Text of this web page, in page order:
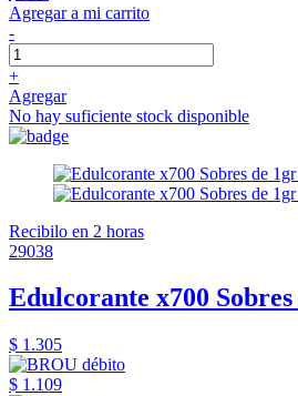
Agregar a mi carrito
-
+
Agregar
No hay suficiente stock disponible
Recibilo en 2 horas
29038
Edulcorante x700
$ 1.305
$ 1.109